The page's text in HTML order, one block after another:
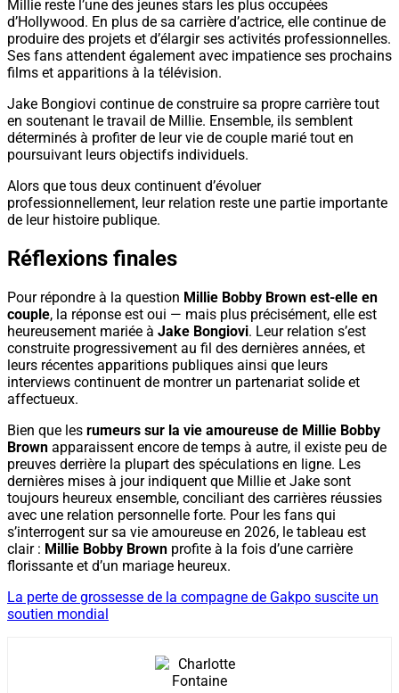
Millie reste l’une des jeunes stars les plus occupées
d’Hollywood. En plus de sa carrière d’actrice, elle continue de
produire des projets et d’élargir ses activités professionnelles.
Ses fans attendent également avec impatience ses prochains
films et apparitions à la télévision.
Jake Bongiovi continue de construire sa propre carrière tout
en soutenant le travail de Millie. Ensemble, ils semblent
déterminés à profiter de leur vie de couple marié tout en
poursuivant leurs objectifs individuels.
Alors que tous deux continuent d’évoluer
professionnellement, leur relation reste une partie importante
de leur histoire publique.
Réflexions finales
Pour répondre à la question Millie Bobby Brown est-elle en
couple, la réponse est oui — mais plus précisément, elle est
heureusement mariée à Jake Bongiovi. Leur relation s’est
construite progressivement au fil des dernières années, et
leurs récentes apparitions publiques ainsi que leurs
interviews continuent de montrer un partenariat solide et
affectueux.
Bien que les rumeurs sur la vie amoureuse de Millie Bobby
Brown apparaissent encore de temps à autre, il existe peu de
preuves derrière la plupart des spéculations en ligne. Les
dernières mises à jour indiquent que Millie et Jake sont
toujours heureux ensemble, conciliant des carrières réussies
avec une relation personnelle forte. Pour les fans qui
s’interrogent sur sa vie amoureuse en 2026, le tableau est
clair : Millie Bobby Brown profite à la fois d’une carrière
florissante et d’un mariage heureux.
La perte de grossesse de la compagne de Gakpo suscite un
soutien mondial